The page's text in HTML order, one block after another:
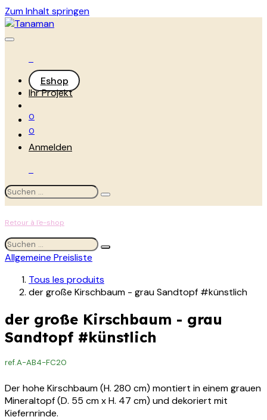
Zum Inhalt springen
Eshop
Ihr Projekt
0
0
Anmelden
Retour à l'e-shop
Allgemeine Preisliste
Tous les produits
der große Kirschbaum - grau Sandtopf #künstlich
der große Kirschbaum - grau
Sandtopf #künstlich
ref.A-AB4-FC20
Der hohe Kirschbaum (H. 280 cm) montiert in einem grauen
Mineraltopf (D. 55 cm x H. 47 cm) und dekoriert mit
Kiefernrinde.